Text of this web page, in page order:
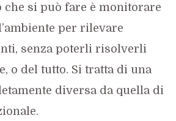
che si può fare è monitorare
per rilevare
senza poterli risolverli
o del tutto. Si tratta di una
diversa da quella di